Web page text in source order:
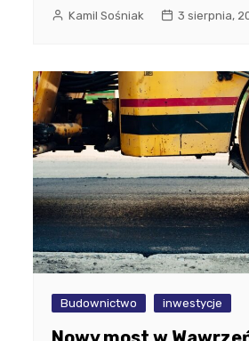
Kamil Sośniak 3 sierpnia,
Budownictwo inwestycje